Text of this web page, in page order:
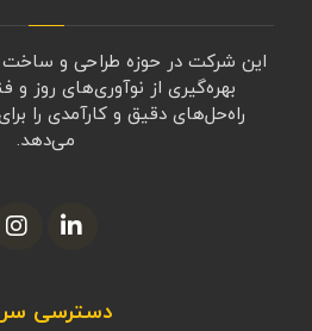
این شرکت در حوزه طراحی و ساخت
بهره‌گیری از نوآوری‌های روز و
راه‌حل‌های دقیق و کارآمدی را
می‌دهد.
دسترسی